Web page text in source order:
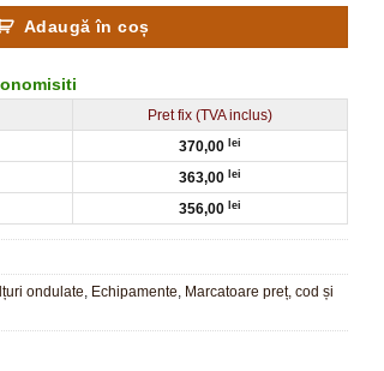
Adaugă în coș
Pret fix (TVA inclus)
370,00 lei
363,00 lei
356,00 lei
ondulate, Echipamente, Marcatoare preț, cod și